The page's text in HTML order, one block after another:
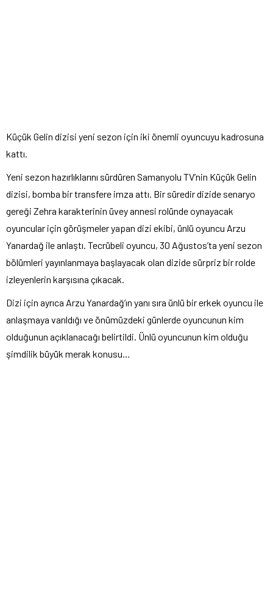
Küçük Gelin dizisi yeni sezon için iki önemli oyuncuyu kadrosuna
kattı.
Yeni sezon hazırlıklarını sürdüren Samanyolu TV’nin Küçük Gelin
dizisi, bomba bir transfere imza attı. Bir süredir dizide senaryo
gereği Zehra karakterinin üvey annesi rolünde oynayacak
oyuncular için görüşmeler yapan dizi ekibi, ünlü oyuncu Arzu
Yanardağ ile anlaştı. Tecrübeli oyuncu, 30 Ağustos’ta yeni sezon
bölümleri yayınlanmaya başlayacak olan dizide sürpriz bir rolde
izleyenlerin karşısına çıkacak.
Dizi için ayrıca Arzu Yanardağ’ın yanı sıra ünlü bir erkek oyuncu ile
anlaşmaya varıldığı ve önümüzdeki günlerde oyuncunun kim
olduğunun açıklanacağı belirtildi. Ünlü oyuncunun kim olduğu
şimdilik büyük merak konusu…